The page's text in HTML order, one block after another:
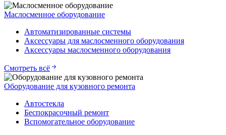
Маслосменное оборудование
Автоматизированные системы
Аксессуары для маслосменного оборудования
Аксессуары маслосменного оборудования
Смотреть всё
Оборудование для кузовного ремонта
Автостекла
Беспокрасочный ремонт
Вспомогательное оборудование